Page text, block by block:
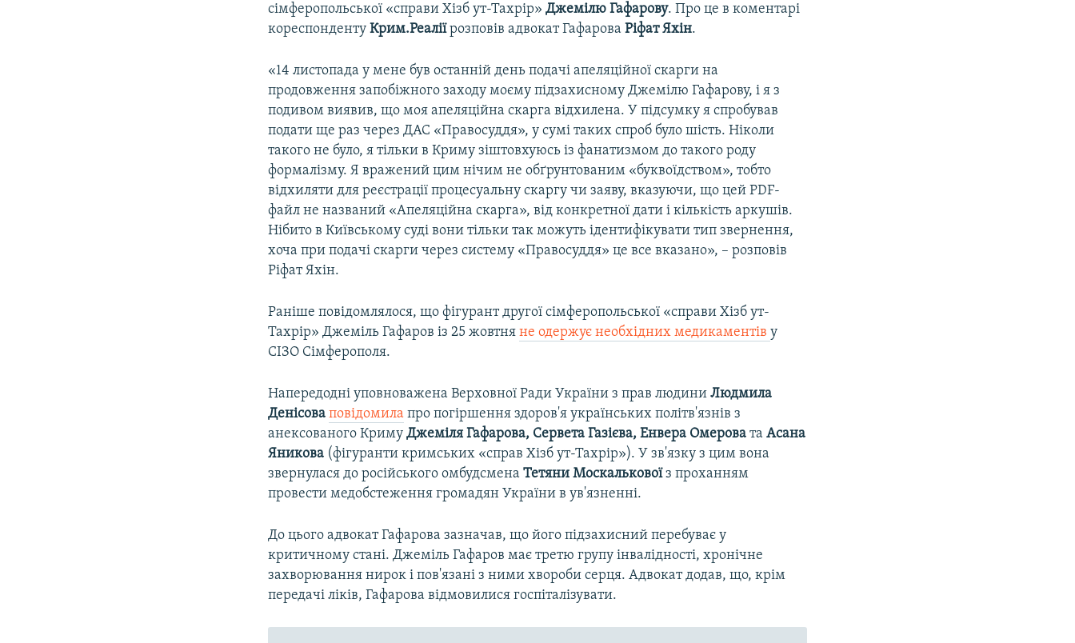
сімферопольської «справи Хізб ут-Тахрір»Джемілю Гафарову. Про це в коментарі
кореспондентуКрим.Реаліїрозповів адвокат ГафароваРіфат Яхін.
«14 листопада у мене був останній день подачі апеляційної скарги на
продовження запобіжного заходу моєму підзахисному Джемілю Гафарову, і я з
подивом виявив, що моя апеляційна скарга відхилена. У підсумку я спробував
подати ще раз через ДАС «Правосуддя», у сумі таких спроб було шість. Ніколи
такого не було, я тільки в Криму зіштовхуюсь із фанатизмом до такого роду
формалізму. Я вражений цим нічим не обґрунтованим «буквоїдством», тобто
відхиляти для реєстрації процесуальну скаргу чи заяву, вказуючи, що цей PDF-
файл не названий «Апеляційна скарга», від конкретної дати і кількість аркушів.
Нібито в Київському суді вони тільки так можуть ідентифікувати тип звернення,
хоча при подачі скарги через систему «Правосуддя» це все вказано», – розповів
Ріфат Яхін.
Раніше повідомлялося, що фігурант другої сімферопольської «справи Хізб ут-
Тахрір» Джеміль Гафаров із 25 жовтняне одержує необхідних медикаментіву
СІЗО Сімферополя.
Напередодні уповноважена Верховної Ради України з прав людиниЛюдмила
Денісова повідомила про погіршення здоров'я українських політв'язнів з
анексованого КримуДжеміля Гафарова, Сервета Газієва, Енвера Омерова та Асана
Яникова (фігуранти кримських «справ Хізб ут-Тахрір»). У зв'язку з цим вона
звернулася до російського омбудсменаТетяни Москальковоїз проханням
провести медобстеження громадян України в ув'язненні.
До цього адвокат Гафарова зазначав, що його підзахисний перебуває у
критичному стані. Джеміль Гафаров має третю групу інвалідності, хронічне
захворювання нирок і пов'язані з ними хвороби серця. Адвокат додав, що, крім
передачі ліків, Гафарова відмовилися госпіталізувати.